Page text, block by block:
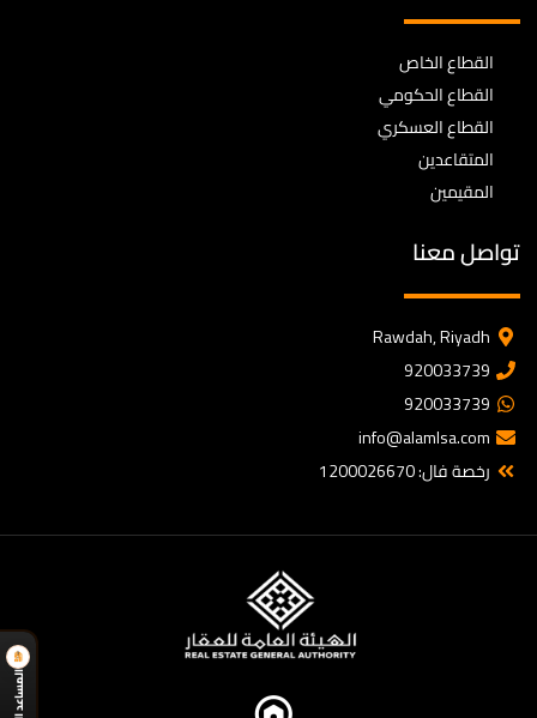
القطاع الخاص
القطاع الحكومي
القطاع العسكري
المتقاعدين
المقيمين
تواصل معنا
Rawdah, Riyadh
920033739
920033739
info@alamlsa.com
رخصة فال: 1200026670